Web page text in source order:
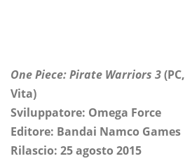
One Piece: Pirate Warriors 3
Vita)
Sviluppatore: Omega Force
Editore: Bandai Namco Games
Rilascio: 25 agosto 2015